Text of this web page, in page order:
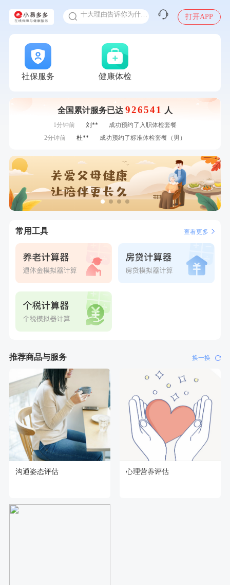
感染人偏肺病毒就会得肺炎吗
入职体检在线预约
甲状腺癌怎么筛查
打开APP
社保服务 健康体检
全国累计服务已达 926541 人
7分钟前 黎**
购买了厨房家用多功能不锈钢刀具六件套装
成功预约了中老年套餐
成功预约了心脑血管强化体检套餐
刚刚
成功预约了心脑血管强化体检套餐
1分钟前
周**
购买了BP3颈椎热敷枕
1分钟前
刘**
成功预约了入职体检套餐
2分钟前
杜**
成功预约了标准体检套餐（男）
林**
购买了宁安堡新疆无核红枣干150g*2
4分钟前
柯**
成功预约了关怀老人B套餐
6分钟前
陈**
成功预约了精英体检套餐
购买了时尚羽毛球套装ES-YM601
刚刚
成功预约了心脑血管强化体检套餐
常用工具 查看更多
推荐商品与服务 换一换
沟通姿态评估 心理营养评估